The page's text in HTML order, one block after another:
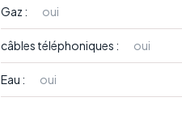
Gaz : oui
câbles téléphoniques : oui
Eau : oui